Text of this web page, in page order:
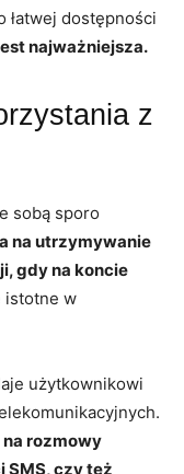
łatwej dostępności
najważniejsza.
z
sobą sporo
na utrzymywanie
gdy na koncie
istotne w
użytkownikowi
rozmowy
SMS, czy też